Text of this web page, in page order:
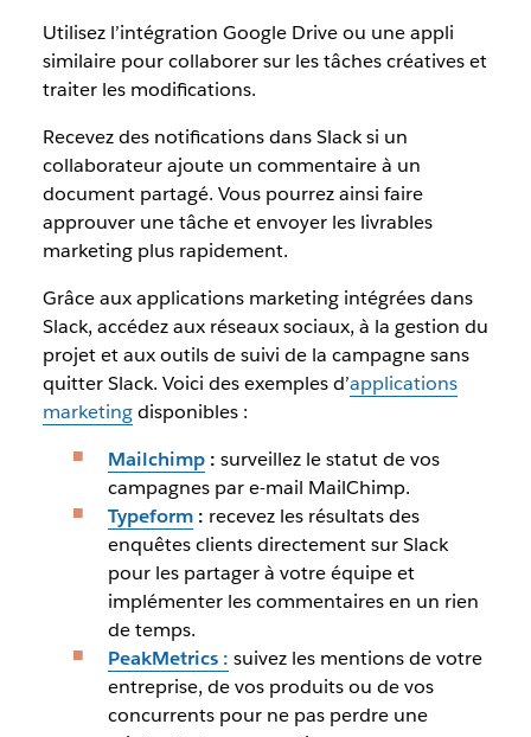
Utilisez l’intégration Google Drive ou une appli
similaire pour collaborer sur les tâches créatives et
traiter les modifications.
Recevez des notifications dans Slack si un
collaborateur ajoute un commentaire à un
document partagé. Vous pourrez ainsi faire
approuver une tâche et envoyer les livrables
marketing plus rapidement.
Grâce aux applications marketing intégrées dans
Slack, accédez aux réseaux sociaux, à la gestion du
projet et aux outils de suivi de la campagne sans
quitter Slack. Voici des exemples d’applications
marketingdisponibles :
Mailchimp: surveillez le statut de vos
campagnes par e-mail MailChimp.
Typeform: recevez les résultats des
enquêtes clients directement sur Slack
pour les partager à votre équipe et
implémenter les commentaires en un rien
de temps.
PeakMetrics : suivez les mentions de votre
entreprise, de vos produits ou de vos
concurrents pour ne pas perdre une